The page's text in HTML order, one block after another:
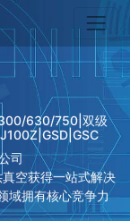
630/750|双级
司
空获得一站式解决
域拥有核心竞争力